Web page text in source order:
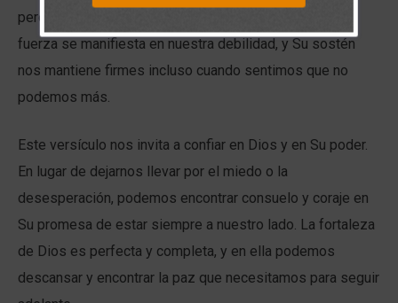
pero sí asegura que no las enfrentaremos solos. Su
fuerza se manifiesta en nuestra debilidad, y Su sostén
nos mantiene firmes incluso cuando sentimos que no
podemos más.
Este versículo nos invita a confiar en Dios y en Su poder.
En lugar de dejarnos llevar por el miedo o la
desesperación, podemos encontrar consuelo y coraje en
Su promesa de estar siempre a nuestro lado. La fortaleza
de Dios es perfecta y completa, y en ella podemos
descansar y encontrar la paz que necesitamos para seguir